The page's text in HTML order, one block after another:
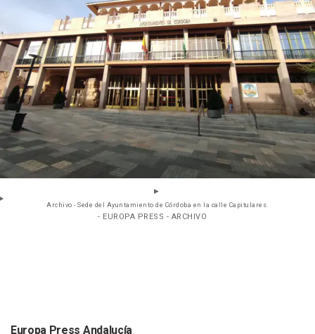
Archivo - Sede del Ayuntamiento de Córdoba en la calle Capitulares.
- EUROPA PRESS - ARCHIVO
Europa Press Andalucía